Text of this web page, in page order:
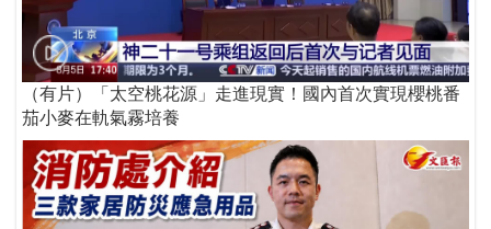
（有片）「太空桃花源」走進現實！國內首次實現櫻桃番
茄小麥在軌氣霧培養